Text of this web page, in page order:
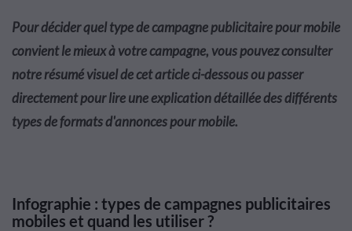
Pour décider quel type de campagne publicitaire pour mobile
convient le mieux à votre campagne, vous pouvez consulter
notre résumé visuel de cet article ci-dessous ou passer
directement pour lire une explication détaillée des différents
types de formats d'annonces pour mobile.
Infographie : types de campagnes publicitaires
mobiles et quand les utiliser ?